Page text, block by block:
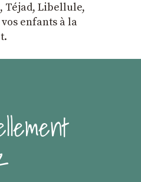
Téjad, Libellule,
enfants à la